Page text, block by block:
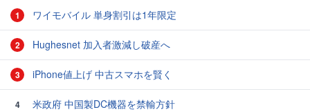
1 ワイモバイル 単身割引は1年限定
2 Hughesnet 加入者激減し破産へ
3 iPhone値上げ 中古スマホを賢く
4 米政府 中国製DC機器を禁輸方針